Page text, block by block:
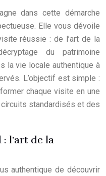
dans cette démarche
Elle vous dévoile
réussie : de l’art de la
du patrimoine
la vie locale authentique à
L’objectif est simple :
chaque visite en une
standardisés et des
l’art de la
authentique de découvrir